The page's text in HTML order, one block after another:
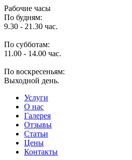
Рабочие часы
По будням:
9.30 - 21.30 час.
По субботам:
11.00 - 14.00 час.
По воскресеньям:
Выходной день.
Услуги
O нас
Галерея
Отзывы
Статьи
Цены
Контакты